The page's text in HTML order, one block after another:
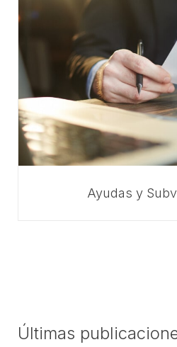
Ayudas y
Últimas